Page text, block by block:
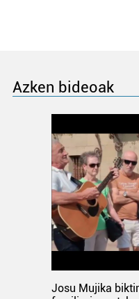
Azken bideoak
Josu Mujika